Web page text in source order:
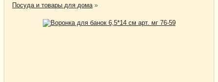
Посуда и товары для дома»